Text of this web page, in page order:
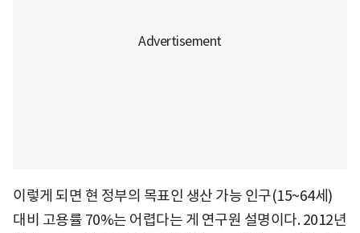
이렇게 되면 현 정부의 목표인 생산 가능 인구(15~64세)
대비 고용률 70%는 어렵다는 게 연구원 설명이다. 2012년